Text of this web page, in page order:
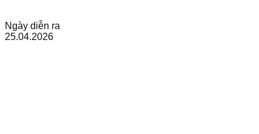
Ngày diễn ra
25.04.2026